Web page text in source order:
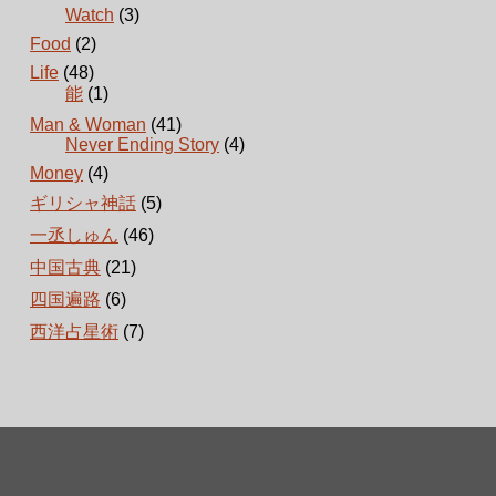
Watch (3)
Food (2)
Life (48)
能 (1)
Man & Woman (41)
Never Ending Story (4)
Money (4)
ギリシャ神話 (5)
一丞しゅん (46)
中国古典 (21)
四国遍路 (6)
西洋占星術 (7)